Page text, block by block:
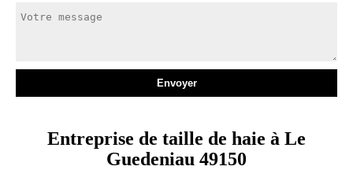
Entreprise de taille de haie à Le
Guedeniau 49150